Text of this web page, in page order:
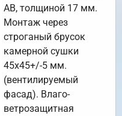
АВ, толщиной 17 мм.
Монтаж через
строганый брусок
камерной сушки
45х45+/-5 мм.
(вентилируемый
фасад). Влаго-
ветрозащитная